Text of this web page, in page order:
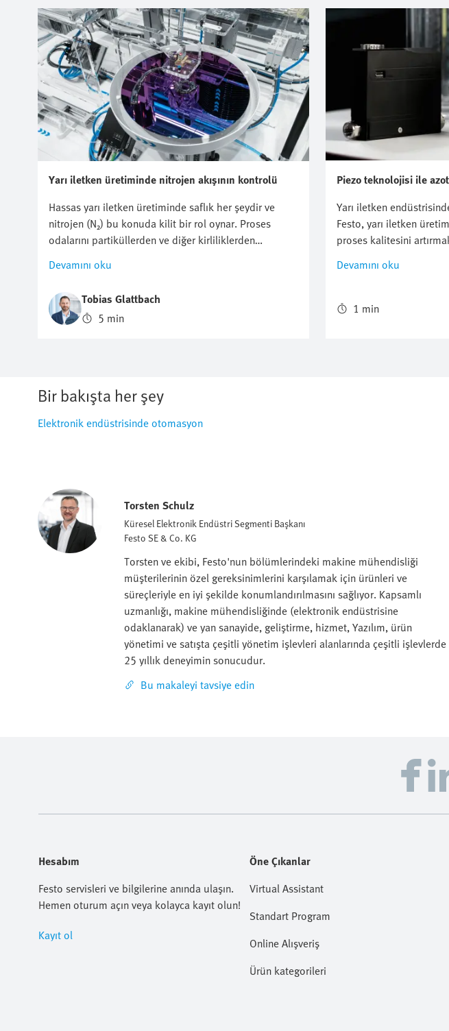
Yarı iletken üretiminde nitrojen akışının kontrolü
Hassas yarı iletken üretiminde saflık her şeydir ve
nitrojen (N₂) bu konuda kilit bir rol oynar. Proses
odalarını partiküllerden ve diğer kirliliklerden
korumak veya oksidasyona karşı korumak için
temizleme veya Bobin için olsun, azot tüketimini
optimize etmek çok önemlidir. Ancak bu akış verimli,
tekrarlanabilir ve mümkün olduğunca ekonomik bir
şekilde nasıl düzenlenebilir?
Devamını oku
Tobias Glattbach
5 min
Piezo teknolojisi ile
Yarı iletken
Festo, yarı iletken
proses kalitesini
çözümler sunuyor.
zamanda CO₂
Devamını oku
1 min
Bir bakışta her şey
Elektronik endüstrisinde otomasyon
Torsten Schulz
Küresel Elektronik Endüstri Segmenti Başkanı
Festo SE & Co. KG
Torsten ve ekibi, Festo'nun bölümlerindeki makine mühendisliği
müşterilerinin özel gereksinimlerini karşılamak için ürünleri ve
süreçleriyle en iyi şekilde konumlandırılmasını sağlıyor. Kapsamlı
uzmanlığı, makine mühendisliğinde (elektronik endüstrisine
odaklanarak) ve yan sanayide, geliştirme, hizmet, Yazılım, ürün
yönetimi ve satışta çeşitli yönetim işlevleri alanlarında çeşitli işlevlerde
25 yıllık deneyimin sonucudur.
Bu makaleyi tavsiye edin
Hesabım
Festo servisleri ve bilgilerine anında ulaşın.
Hemen oturum açın veya kolayca kayıt olun!
Kayıt ol
Öne Çıkanlar
Virtual Assistant
Standart Program
Online Alışveriş
Ürün kategorileri